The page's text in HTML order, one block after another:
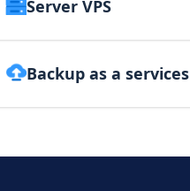
Server VPS
Backup as a services